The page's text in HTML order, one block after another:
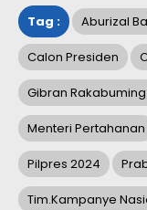
Tag : Aburizal
Calon Presiden
Gibran
Menteri Pertahanan
Pilpres 2024
Tim.Kampanye